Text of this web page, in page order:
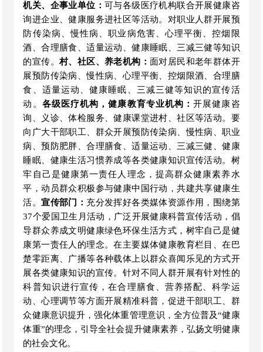
机关、 企事业单位 ：可与各级医疗机构联合开展健康咨
询进企业、健康服务进社区等活动。对职业人群开展预
防传染病、慢性病、职业病危害、心理平衡、控烟限
酒、合理膳食、适量运动、健康睡眠 、三减三健等知识
的宣传。村、社区、养老机构 ：面对居民和老年群体开
展预防传染病、慢性病、心理平衡、控烟限酒、合理膳
食、适量运动、健康睡眠 、三减三健等知识的宣传活
动。 各级医疗机构，健康教育专业机构 ：开展健康咨
询、义诊 、体检服务、健康课堂进村、社区等活动。要
向广大干部职工、 群众开展预防传染病、慢性病、职业
病、预防肥胖、合理膳食、适量运动、三减三健、健康
睡眠、健康生活习惯养成等各类健康知识宣传活动。 树
牢自己是健康第一责任人理念，提高群众健康素养水
平，动员群众积极参与健康中国行动，共建共享健康生
活。宣传部门： 充分发挥好各类媒体资源作用 ，围绕第
37个爱国卫生月活动， 广泛开展健康科普宣传活动，倡
导群众养成文明健康绿色环保生活方式 ，树牢自己是健
康第一责任人的理念。在主要媒体健康教育栏目 、在巴
楚零距离、广播等各种载体上以群众喜闻乐见的方式开
展各类健康知识的宣传。 针对不同人群开展有针对性的
科普知识进行宣传，在合理膳食、营养搭配、科学运
动、心理调节等方面开展精准科普，促进干部职工、群
众健康意识提升，强化体重管理意识，全方位普及“健康
体重”的理念，引导全社会提升健康素养，弘扬文明健康
的社会文化。